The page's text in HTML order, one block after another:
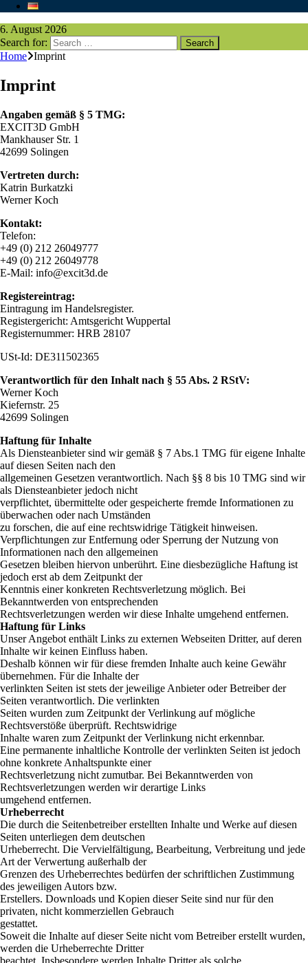
6. August 2026
Search for:
Home Imprint
Imprint
Angaben gemäß § 5 TMG:
EXCIT3D GmbH
Mankhauser Str. 1
42699 Solingen
Vertreten durch:
Katrin Burkatzki
Werner Koch
Kontakt:
Telefon:
+49 (0) 212 26049777
+49 (0) 212 26049778
E-Mail: info@excit3d.de
Registereintrag:
Eintragung im Handelsregister.
Registergericht: Amtsgericht Wuppertal
Registernummer: HRB 28107
USt-Id: DE311502365
Verantwortlich für den Inhalt nach § 55 Abs. 2 RStV:
Werner Koch
Kiefernstr. 25
42699 Solingen
Haftung für Inhalte
Als Diensteanbieter sind wir gemäß § 7 Abs.1 TMG für eigene Inhalte
auf diesen Seiten nach den
allgemeinen Gesetzen verantwortlich. Nach §§ 8 bis 10 TMG sind wir
als Diensteanbieter jedoch nicht
verpflichtet, übermittelte oder gespeicherte fremde Informationen zu
überwachen oder nach Umständen
zu forschen, die auf eine rechtswidrige Tätigkeit hinweisen.
Verpflichtungen zur Entfernung oder Sperrung der Nutzung von
Informationen nach den allgemeinen
Gesetzen bleiben hiervon unberührt. Eine diesbezügliche Haftung ist
jedoch erst ab dem Zeitpunkt der
Kenntnis einer konkreten Rechtsverletzung möglich. Bei
Bekanntwerden von entsprechenden
Rechtsverletzungen werden wir diese Inhalte umgehend entfernen.
Haftung für Links
Unser Angebot enthält Links zu externen Webseiten Dritter, auf deren
Inhalte wir keinen Einfluss haben.
Deshalb können wir für diese fremden Inhalte auch keine Gewähr
übernehmen. Für die Inhalte der
verlinkten Seiten ist stets der jeweilige Anbieter oder Betreiber der
Seiten verantwortlich. Die verlinkten
Seiten wurden zum Zeitpunkt der Verlinkung auf mögliche
Rechtsverstöße überprüft. Rechtswidrige
Inhalte waren zum Zeitpunkt der Verlinkung nicht erkennbar.
Eine permanente inhaltliche Kontrolle der verlinkten Seiten ist jedoch
ohne konkrete Anhaltspunkte einer
Rechtsverletzung nicht zumutbar. Bei Bekanntwerden von
Rechtsverletzungen werden wir derartige Links
umgehend entfernen.
Urheberrecht
Die durch die Seitenbetreiber erstellten Inhalte und Werke auf diesen
Seiten unterliegen dem deutschen
Urheberrecht. Die Vervielfältigung, Bearbeitung, Verbreitung und jede
Art der Verwertung außerhalb der
Grenzen des Urheberrechtes bedürfen der schriftlichen Zustimmung
des jeweiligen Autors bzw.
Erstellers. Downloads und Kopien dieser Seite sind nur für den
privaten, nicht kommerziellen Gebrauch
gestattet.
Soweit die Inhalte auf dieser Seite nicht vom Betreiber erstellt wurden,
werden die Urheberrechte Dritter
beachtet. Insbesondere werden Inhalte Dritter als solche